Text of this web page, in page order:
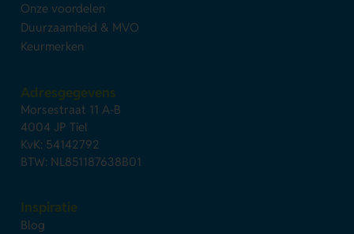
Onze voordelen
Duurzaamheid & MVO
Keurmerken
Adresgegevens
Morsestraat 11 A-B
4004 JP Tiel
KvK: 54142792
BTW: NL851187638B01
Inspiratie
Blog